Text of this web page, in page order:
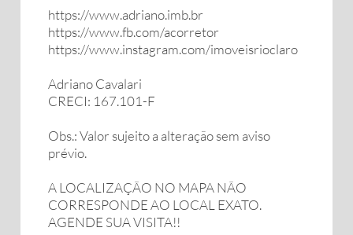
https://www.adriano.imb.br
https://www.fb.com/acorretor
https://www.instagram.com/imoveisrioclaro
Adriano Cavalari
CRECI: 167.101-F
Obs.: Valor sujeito a alteração sem aviso
prévio.
A LOCALIZAÇÃO NO MAPA NÃO
CORRESPONDE AO LOCAL EXATO.
AGENDE SUA VISITA!!